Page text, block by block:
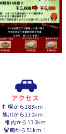
アクセス
札幌から183km！
旭川から130km！
稚内から130km
留萌から51km！